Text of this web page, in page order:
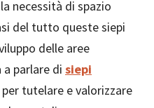
necessità di spazio
del tutto queste siepi
delle aree
parlare di siepi
tutelare e valorizzare